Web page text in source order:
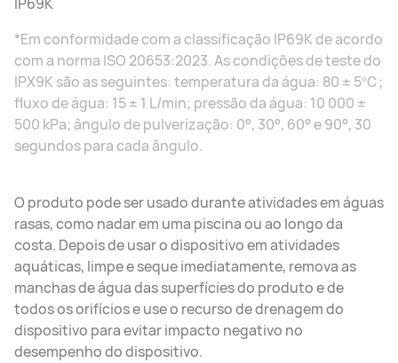
*Em conformidade com a classificação IP69K de acordo
com a norma ISO 20653:2023. As condições de teste do
IPX9K são as seguintes: temperatura da água: 80 ± 5℃;
fluxo de água: 15 ± 1 L/min; pressão da água: 10 000 ±
500 kPa; ângulo de pulverização: 0°, 30°, 60° e 90°, 30
segundos para cada ângulo.
O produto pode ser usado durante atividades em águas
rasas, como nadar em uma piscina ou ao longo da
costa. Depois de usar o dispositivo em atividades
aquáticas, limpe e seque imediatamente, remova as
manchas de água das superfícies do produto e de
todos os orifícios e use o recurso de drenagem do
dispositivo para evitar impacto negativo no
desempenho do dispositivo.